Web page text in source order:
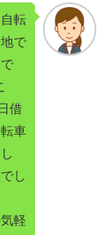
転
で
借
車
し
軽